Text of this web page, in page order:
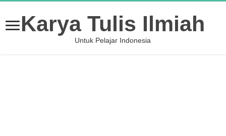
Karya Tulis Ilmiah
Untuk Pelajar Indonesia